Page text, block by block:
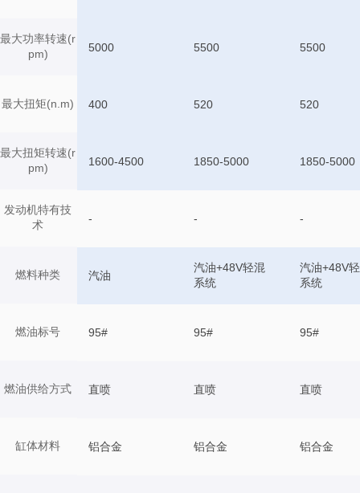
最大功率转速(r
pm)
最大扭矩(n.m)
最大扭矩转速(r
pm)
发动机特有技
术
燃料种类
燃油标号
燃油供给方式
缸体材料
5000 5500 5500
400 520 520
1600-4500 1850-5000 1850-5000
- - -
汽油
汽油+48V轻混
系统
汽油+48V
系统
95# 95# 95#
直喷 直喷 直喷
铝合金 铝合金 铝合金